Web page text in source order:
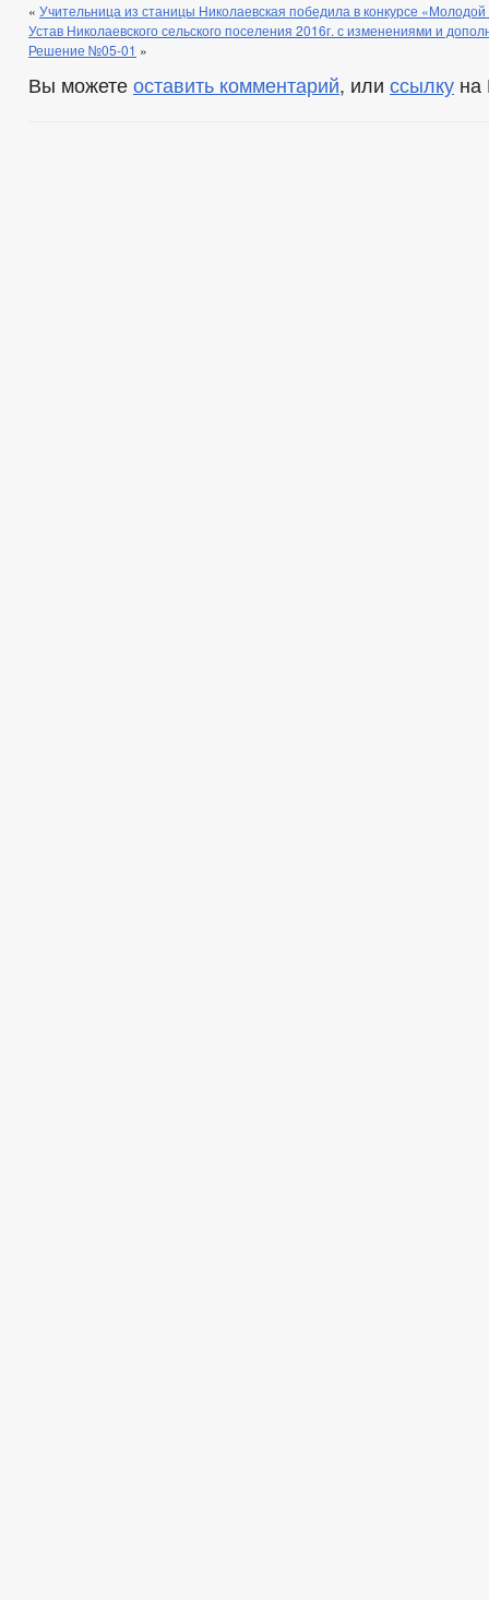
« Учительница из станицы Николаевская победила в конкурсе «Молодой
Устав Николаевского сельского поселения 2016г. с изменениями и
Решение №05-01 »
Вы можете оставить комментарий, или ссылку на